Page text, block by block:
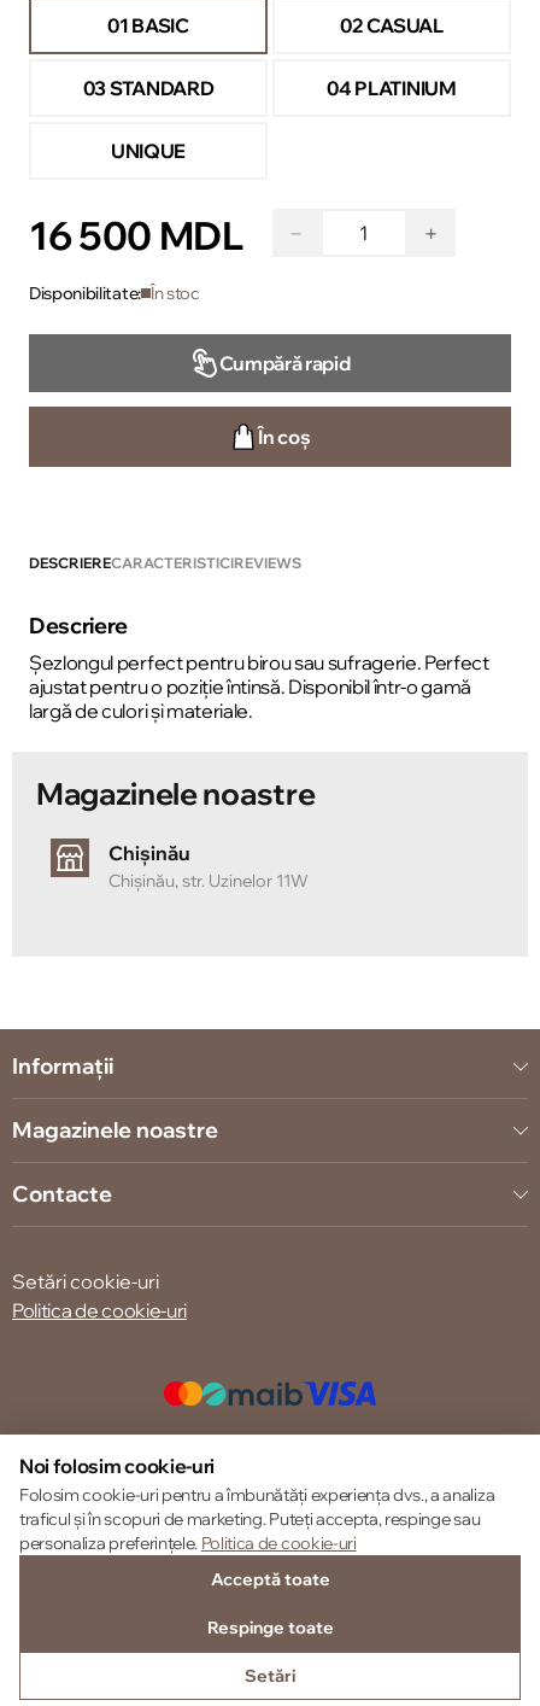
01 BASIC
02 CASUAL
03 STANDARD 04 PLATINIUM
UNIQUE
16 500 MDL − +
Disponibilitate: În stoc
Cumpără rapid
În coș
DESCRIERECARACTERISTICIREVIEWS
Descriere
Șezlongul perfect pentru birou sau sufragerie. Perfect
ajustat pentru o poziție întinsă. Disponibil într-o gamă
largă de culori și materiale.
Magazinele noastre
Chișinău
Chișinău, str. Uzinelor 11W
Informații
Magazinele noastre
Contacte
Setări cookie-uri
Politica de cookie-uri
© 2013 – 2026 ECOM
SUNĂ-NE FAVORITE CATALOG AUTENTIFICARE
Noi folosim cookie-uri
Folosim cookie-uri pentru a îmbunătăți experiența dvs., a analiza
traficul și în scopuri de marketing. Puteți accepta, respinge sau
personaliza preferințele. Politica de cookie-uri
Acceptă toate
Respinge toate
Setări